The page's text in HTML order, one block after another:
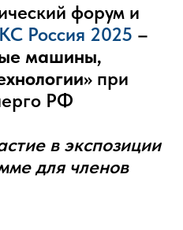
форум и
Россия 2025 –
машины,
при
РФ
в экспозиции
для членов